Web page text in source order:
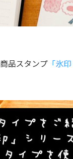
品スタンプ 「氷